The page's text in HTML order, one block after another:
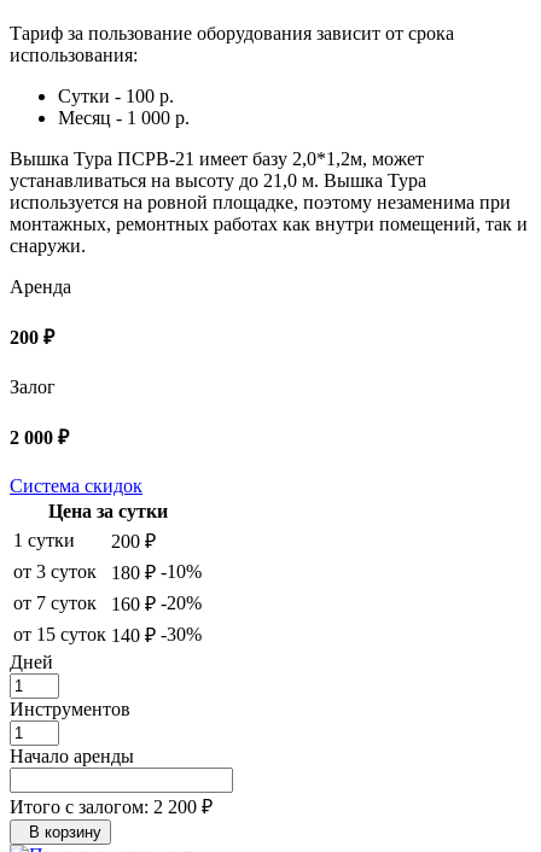
Тариф за пользование оборудования зависит от срока
использования:
Сутки - 100 р.
Месяц - 1 000 р.
Вышка Тура ПСРВ-21 имеет базу 2,0*1,2м, может
устанавливаться на высоту до 21,0 м. Вышка Тура
используется на ровной площадке, поэтому незаменима при
монтажных, ремонтных работах как внутри помещений, так и
снаружи.
Аренда
200 ₽
Залог
2 000 ₽
Система скидок
Цена за сутки
1 сутки
200 ₽
от 3 суток
180 ₽ -10%
от 7 суток
160 ₽ -20%
от 15 суток 140 ₽ -30%
Дней
Инструментов
Начало аренды
Итого с залогом: 2 200 ₽
В корзину